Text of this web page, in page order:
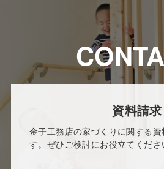
資料請求
金子工務店の家づくりに関する
す。ぜひご検討にお役立てくださ